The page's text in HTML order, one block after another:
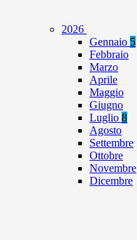
2026
Gennaio 5
Febbraio
Marzo
Aprile
Maggio
Giugno
Luglio 8
Agosto
Settembre
Ottobre
Novembre
Dicembre